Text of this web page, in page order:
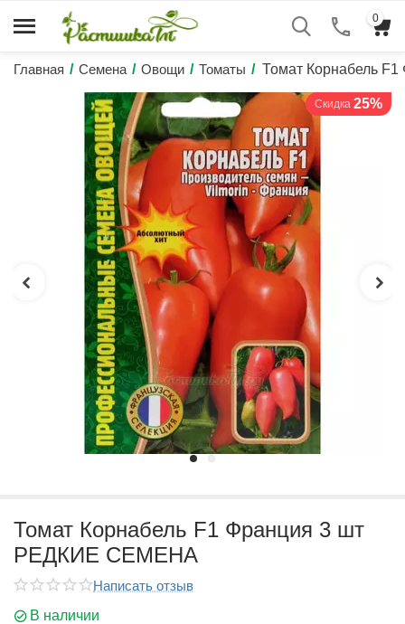
0
Главная / Семена / Овощи / Томаты / Томат Корнабель
Скидка 25%
Томат Корнабель F1 Франция 3 шт
РЕДКИЕ СЕМЕНА
Написать отзыв
В наличии